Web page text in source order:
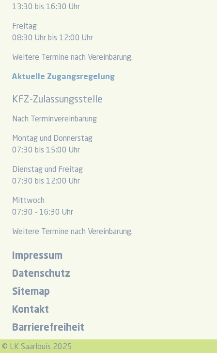
13:30 bis 16:30 Uhr
Freitag
08:30 Uhr bis 12:00 Uhr
Weitere Termine nach Vereinbarung.
Aktuelle Zugangsregelung
KFZ-Zulassungsstelle
Nach Terminvereinbarung
Montag und Donnerstag
07:30 bis 15:00 Uhr
Dienstag und Freitag
07:30 bis 12:00 Uhr
Mittwoch
07:30 - 16:30 Uhr
Weitere Termine nach Vereinbarung.
Impressum
Datenschutz
Sitemap
Kontakt
Barrierefreiheit
© LK Saarlouis 2025